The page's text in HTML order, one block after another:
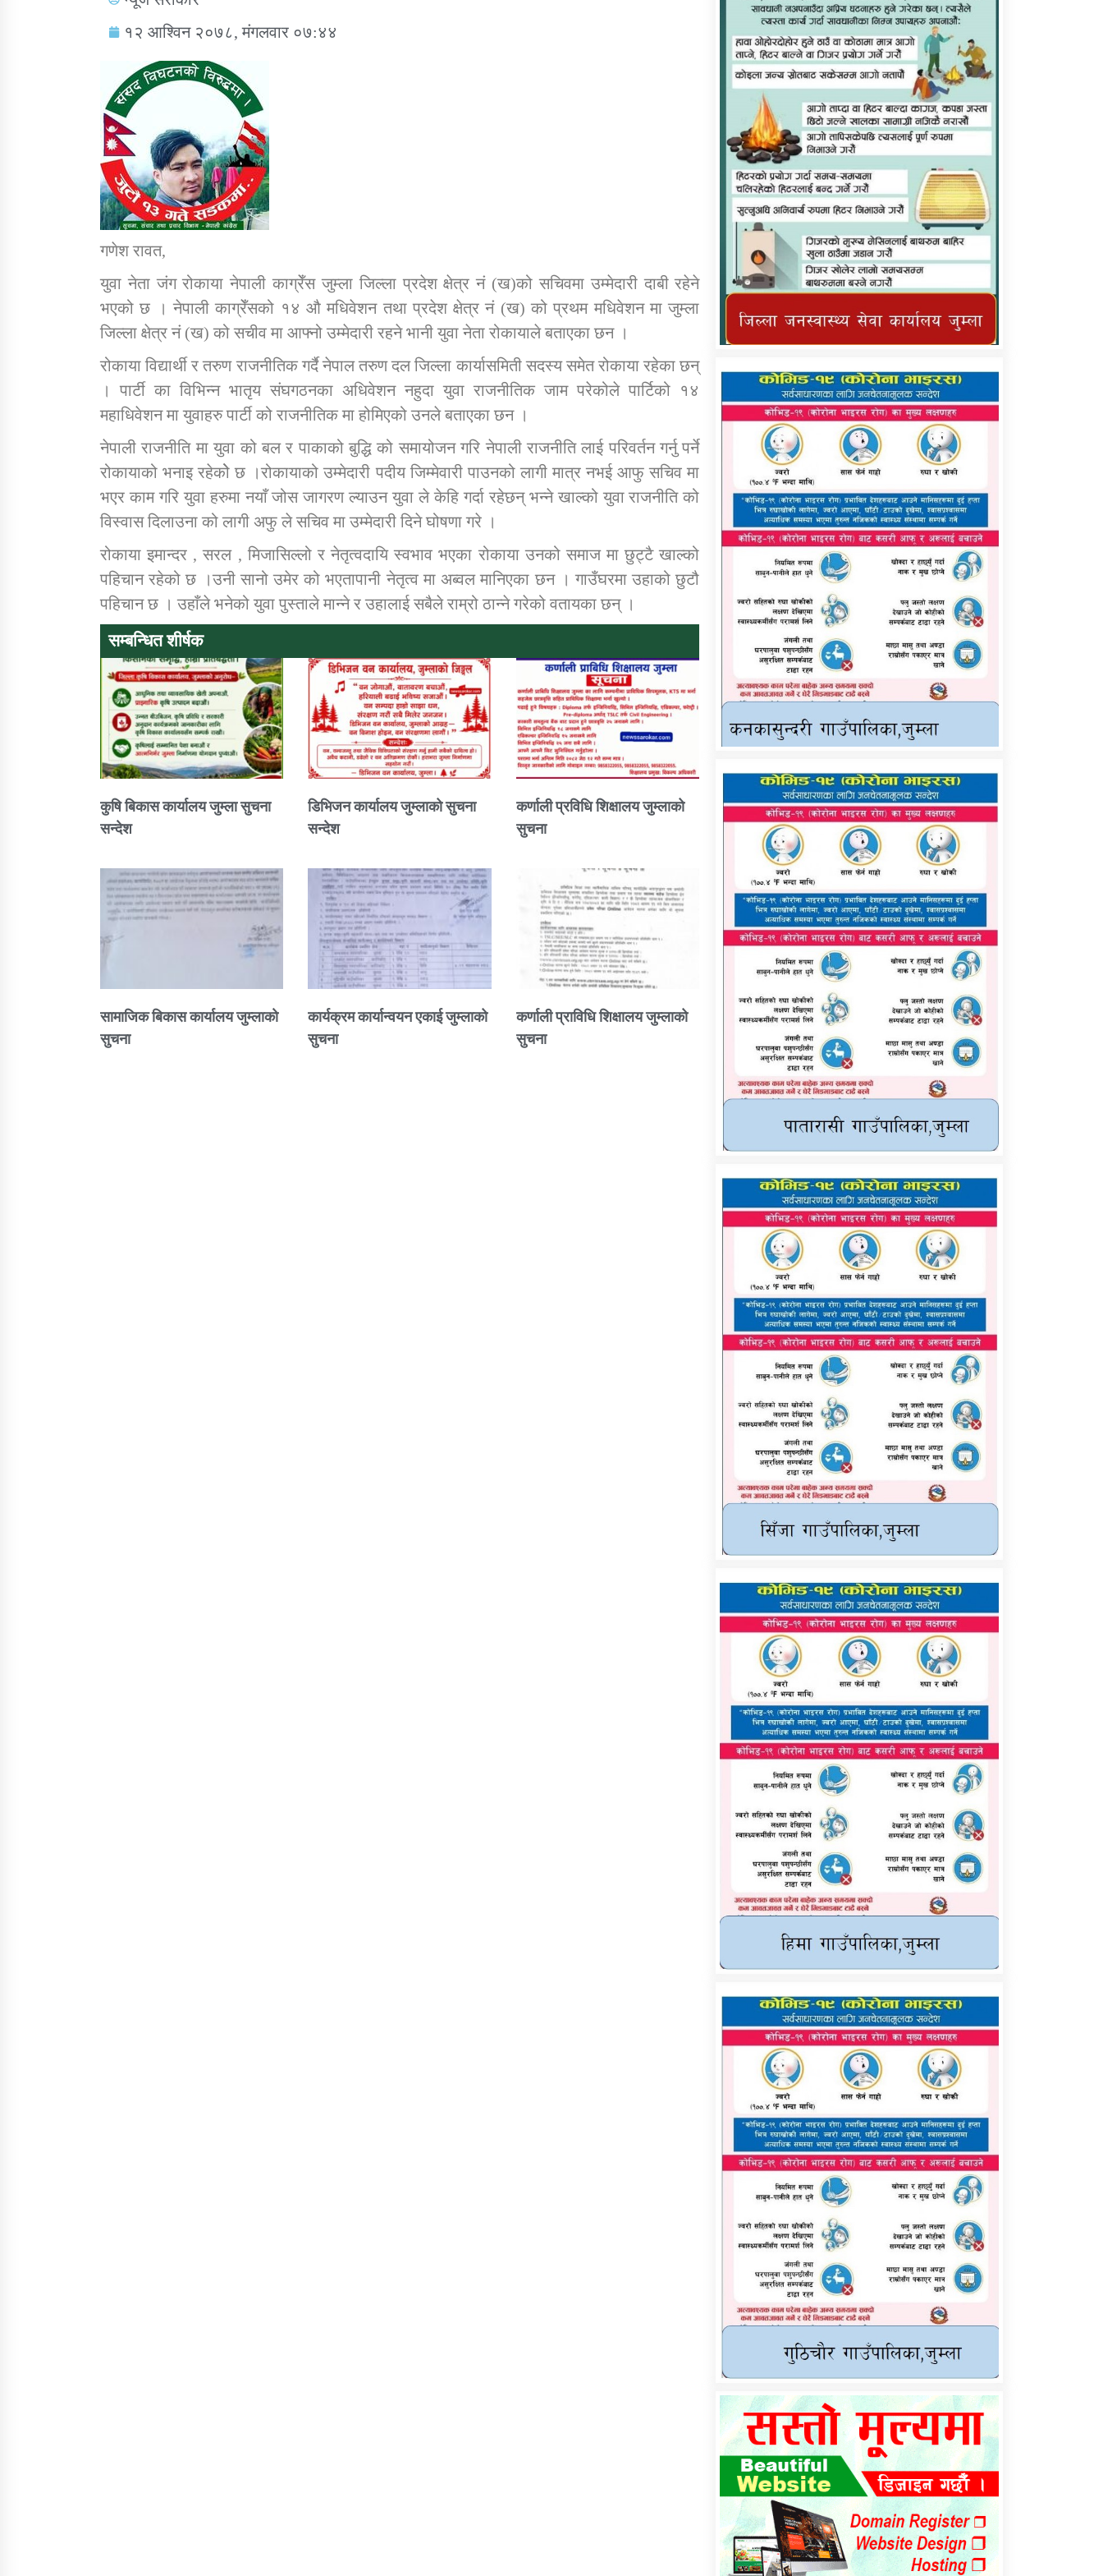
सामाजिक बिकास कार्यालय जुम्लाकाे सुचना कर्णाली प्राविधि शिक्षालय जुम्लाको सुचना
तातोपानी गाउँपालिकाको न्यायिक समिति सम्बन्धी
सन्देश
तातोपानी गाउँपालिका जुम्लाको महिला तथा
लैङ्गिक हिंसा सम्बन्धी सूचना सन्देश
तातोपानी गाउँपालिका जुम्लाको महिनावारी
तातोपानी गाउँपालिका जुम्लाको बालविवाह सन्देश तातोपानी गाउँपालिका जुम्लाको सूचना
१२ आश्विन २०७८, मंगलवार ०७:४४
गणेश रावत,
युवा नेता जंग रोकाया नेपाली काग्रेँस जुम्ला जिल्ला प्रदेश क्षेत्र नं (ख)को सचिवमा उम्मेदारी दाबी रहेने
भएको छ । नेपाली काग्रेँसको १४ औ मधिवेशन तथा प्रदेश क्षेत्र नं (ख) को प्रथम मधिवेशन मा जुम्ला
जिल्ला क्षेत्र नं (ख) को सचीव मा आफ्नो उम्मेदारी रहने भानी युवा नेता रोकायाले बताएका छन ।
रोकाया विद्यार्थी र तरुण राजनीतिक गर्दै नेपाल तरुण दल जिल्ला कार्यासमिती सदस्य समेत रोकाया रहेका छन्
। पार्टी का विभिन्न भातृय संघगठनका अधिवेशन नहुदा युवा राजनीतिक जाम परेकोले पार्टिको १४
महाधिवेशन मा युवाहरु पार्टी को राजनीतिक मा होमिएको उनले बताएका छन ।
नेपाली राजनीति मा युवा को बल र पाकाको बुद्धि को समायोजन गरि नेपाली राजनीति लाई परिवर्तन गर्नु पर्ने
रोकायाको भनाइ रहेकोे छ ।रोकायाको उम्मेदारी पदीय जिम्मेवारी पाउनको लागी मात्र नभई आफु सचिव मा
भएर काम गरि युवा हरुमा नयाँ जोस जागरण ल्याउन युवा ले केहि गर्दा रहेछन् भन्ने खाल्को युवा राजनीति को
विस्वास दिलाउना को लागी अफु ले सचिव मा उम्मेदारी दिने घोषणा गरे ।
रोकाया इमान्दर , सरल , मिजासिल्लो र नेतृत्वदायि स्वभाव भएका रोकाया उनको समाज मा छुट्टै खाल्को
पहिचान रहेको छ ।उनी सानो उमेर को भएतापानी नेतृत्व मा अब्वल मानिएका छन । गाउँघरमा उहाको छुटौ
पहिचान छ । उहाँले भनेको युवा पुस्ताले मान्ने र उहालाई सबैले राम्रो ठान्ने गरेको वतायका छन् ।
सम्बन्धित शीर्षक
कुषि बिकास कार्यालय जुम्ला सुचना
सन्देश
डिभिजन कार्यालय जुम्लाको सुचना
सन्देश
कर्णाली प्रविधि शिक्षालय जुम्लाको
सुचना
सामाजिक बिकास कार्यालय जुम्लाकाे
सुचना
कार्यक्रम कार्यान्वयन एकाई जुम्लाको
सुचना
कर्णाली प्राविधि शिक्षालय जुम्लाको
सुचना